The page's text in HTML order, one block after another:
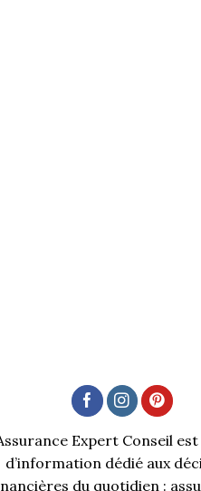
Expert Conseil
d’information dédié aux
du quotidien :